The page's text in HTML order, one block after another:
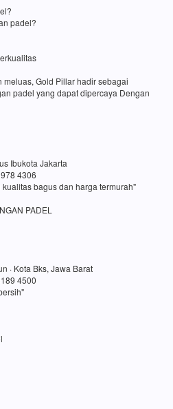
padel?
Gold Pillar hadir sebagai
padel yang dapat dipercaya Dengan
Ibukota Jakarta
4306
bagus dan harga termurah"
PADEL
· Kota Bks, Jawa Barat
4500